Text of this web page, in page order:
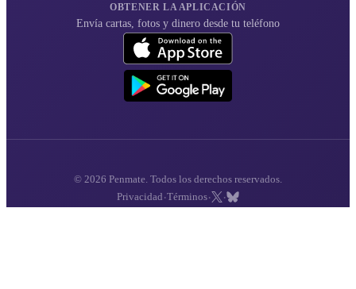
OBTENER LA APLICACIÓN
Envía cartas, fotos y dinero desde tu teléfono
© 2026 Penmate. Todos los derechos reservados.
Privacidad ·Términos· ·